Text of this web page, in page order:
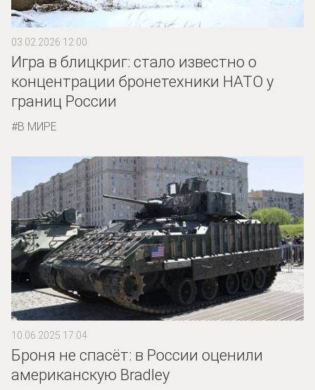
03.02.2026 12:00
Игра в блицкриг: стало известно о
концентрации бронетехники НАТО у
границ России
В МИРЕ
10.06.2025 17:04
Броня не спасёт: в России оценили
американскую Bradley